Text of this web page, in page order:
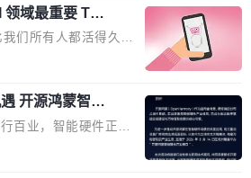
1600W电源产品。小
准A...
此迫切。 但市场扩容
在改变。2026年Top
,“产品”这个离消费
销层面的权重显著变
争正在从规模转向深
多线协同...
。他不是在说风凉
尽皆知但很少公开捅
充了一句软化声明：
分论文都在过度宣传
，如果你筛选出那些
那它们大部分都是过
痛点。不是所有论文
那批论文最有问题。
域最重要 Top
们所有人都活得久。
客，而是出自 Hieu
是谁？他是 xAI
训练基础设施团队
一条帖子，列出了他
个开源项目。 第一
开源鸿蒙智能
举行
百业，智能硬件正从
化、协同化发展。作